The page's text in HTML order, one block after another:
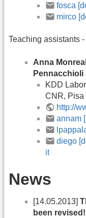
fosca
mirco
Teaching assistants
Anna
Pennacchioli
KDD
CNR, Pisa
http://
annam
diego
it
News
[14.05.2013]
been revised!